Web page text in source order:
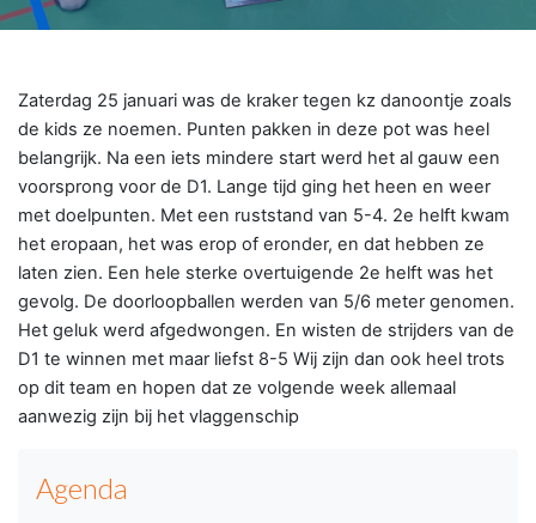
Zaterdag 25 januari was de kraker tegen kz danoontje zoals
de kids ze noemen. Punten pakken in deze pot was heel
belangrijk. Na een iets mindere start werd het al gauw een
voorsprong voor de D1. Lange tijd ging het heen en weer
met doelpunten. Met een ruststand van 5-4. 2e helft kwam
het eropaan, het was erop of eronder, en dat hebben ze
laten zien. Een hele sterke overtuigende 2e helft was het
gevolg. De doorloopballen werden van 5/6 meter genomen.
Het geluk werd afgedwongen. En wisten de strijders van de
D1 te winnen met maar liefst 8-5 Wij zijn dan ook heel trots
op dit team en hopen dat ze volgende week allemaal
aanwezig zijn bij het vlaggenschip
Agenda